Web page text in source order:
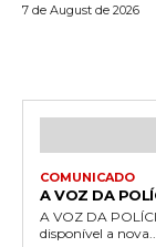
7 de August de 2026
COMUNICADO
A VOZ DA
A VOZ DA POLÍCIA
disponível a nova...